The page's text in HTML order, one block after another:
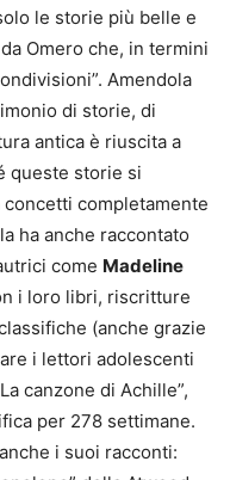
le storie più belle e
Omero che, in termini
Amendola
di storie, di
antica è riuscita a
queste storie si
completamente
ha anche raccontato
come Madeline
i loro libri, riscritture
(anche grazie
i lettori adolescenti
canzone di Achille”,
per 278 settimane.
i suoi racconti: